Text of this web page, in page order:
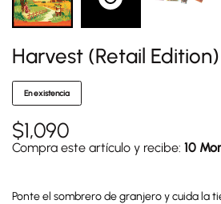
Harvest (Retail Edition)
En existencia
$1,090
Compra este artículo y recibe: 10
Ponte el sombrero de granjero y cuida la